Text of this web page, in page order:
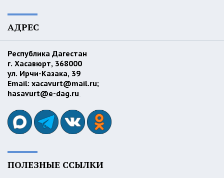
АДРЕС
Республика Дагестан
г. Хасавюрт, 368000
ул. Ирчи-Казака, 39
Email: xacavurt@mail.ru;
hasavurt@e-dag.ru
ПОЛЕЗНЫЕ ССЫЛКИ